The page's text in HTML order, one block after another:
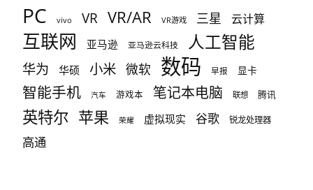
PC vivo VR VR/AR VR游戏 三星 云计算
互联网 亚马逊 亚马逊云科技 人工智能
华为 华硕 小米 微软 数码 早报 显卡
智能手机 汽车 游戏本 笔记本电脑 联想 腾讯
英特尔 苹果 荣耀 虚拟现实 谷歌 锐龙处理器
高通